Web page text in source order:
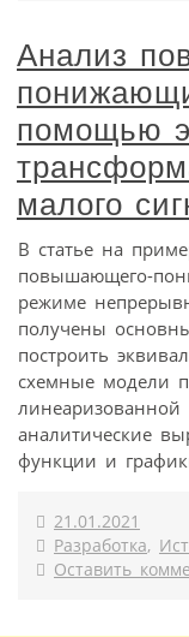
Анализ
помощью
малого
В статье на
повышающего-
режиме
получены
построить
схемные модели
аналитические
функции и
21.01.2021
Разработка,
Оставить